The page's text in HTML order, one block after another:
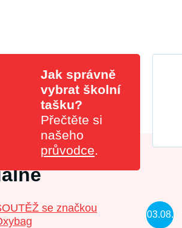
Jak správně
vybrat školní
tašku?
Přečtěte si
našeho
průvodce.
se značkou
03.08.